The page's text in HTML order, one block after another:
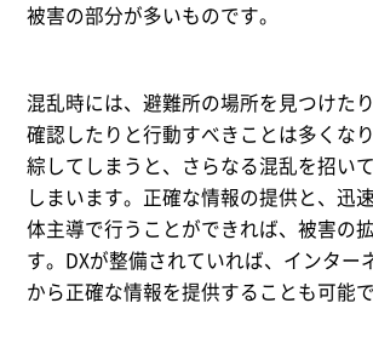
被害の部分が多いものです。
混乱時には、避難所の場所を見つけた
確認したりと行動すべきことは多くな
綜してしまうと、さらなる混乱を招い
しまいます。正確な情報の提供と、迅
体主導で行うことができれば、被害の
す。DXが整備されていれば、インター
から正確な情報を提供することも可能で